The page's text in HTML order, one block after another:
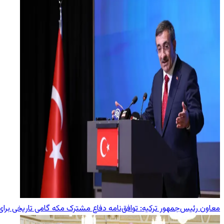
معاون رئیس‌جمهور ترکیه: توافق‌نامه دفاع مشترک مکه گامی تاریخی